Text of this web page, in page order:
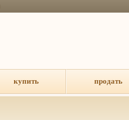
купить продать